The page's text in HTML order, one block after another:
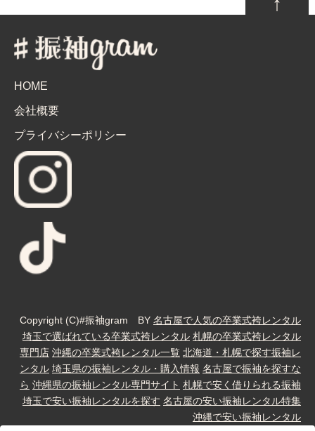
HOME
会社概要
プライバシーポリシー
Copyright (C)#振袖gram BY 名古屋で人気の卒業式袴レンタル
埼玉で選ばれている卒業式袴レンタル 札幌の卒業式袴レンタル
専門店 沖縄の卒業式袴レンタル一覧 北海道・札幌で探す振袖レ
ンタル 埼玉県の振袖レンタル・購入情報 名古屋で振袖を探すな
ら 沖縄県の振袖レンタル専門サイト 札幌で安く借りられる振袖
埼玉で安い振袖レンタルを探す 名古屋の安い振袖レンタル特集
沖縄で安い振袖レンタル